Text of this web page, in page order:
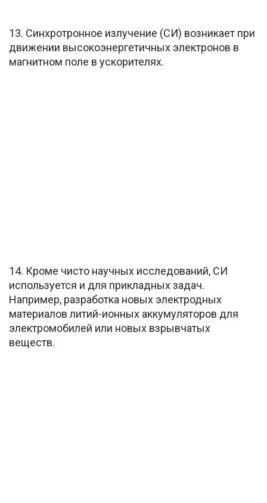
13. Синхротронное излучение (СИ) возникает при
движении высокоэнергетичных электронов в
магнитном поле в ускорителях.
14. Кроме чисто научных исследований, СИ
используется и для прикладных задач.
Например, разработка новых электродных
материалов литий-ионных аккумуляторов для
электромобилей или новых взрывчатых
веществ.